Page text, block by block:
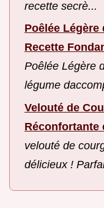
recette secrè...
Poêlée
Recette
Poêlée Légère
légume
Velouté de
Réconfortante
velouté de
délicieux !